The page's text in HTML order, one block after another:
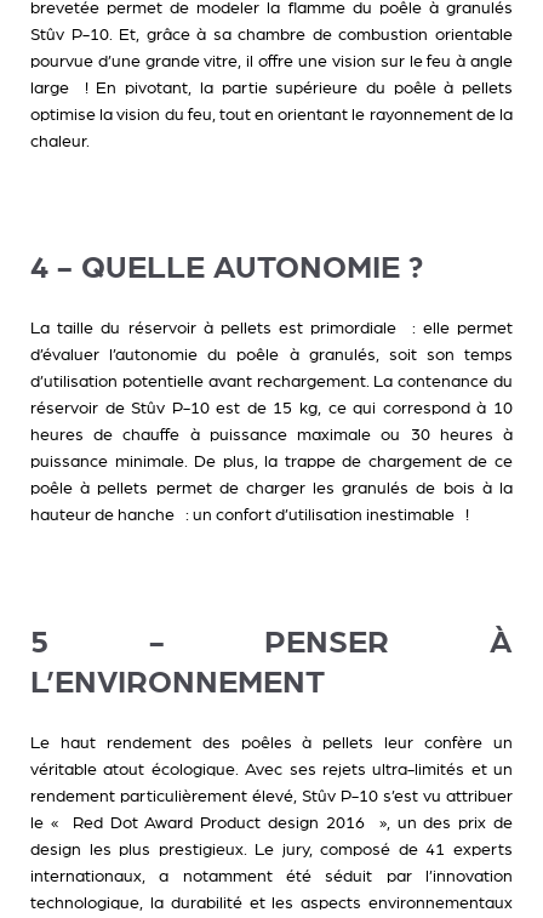
brevetée permet de modeler la flamme du poêle à granulés
Stûv P-10. Et, grâce à sa chambre de combustion orientable
pourvue d’une grande vitre, il offre une vision sur le feu à angle
large ! En pivotant, la partie supérieure du poêle à pellets
optimise la vision du feu, tout en orientant le rayonnement de la
chaleur.
4 - QUELLE AUTONOMIE ?
La taille du réservoir à pellets est primordiale : elle permet
d’évaluer l’autonomie du poêle à granulés, soit son temps
d’utilisation potentielle avant rechargement. La contenance du
réservoir de Stûv P-10 est de 15 kg, ce qui correspond à 10
heures de chauffe à puissance maximale ou 30 heures à
puissance minimale. De plus, la trappe de chargement de ce
poêle à pellets permet de charger les granulés de bois à la
hauteur de hanche : un confort d’utilisation inestimable !
5 - PENSER À
L’ENVIRONNEMENT
Le haut rendement des poêles à pellets leur confère un
véritable atout écologique. Avec ses rejets ultra-limités et un
rendement particulièrement élevé, Stûv P-10 s’est vu attribuer
le « Red Dot Award Product design 2016 », un des prix de
design les plus prestigieux. Le jury, composé de 41 experts
internationaux, a notamment été séduit par l’innovation
technologique, la durabilité et les aspects environnementaux